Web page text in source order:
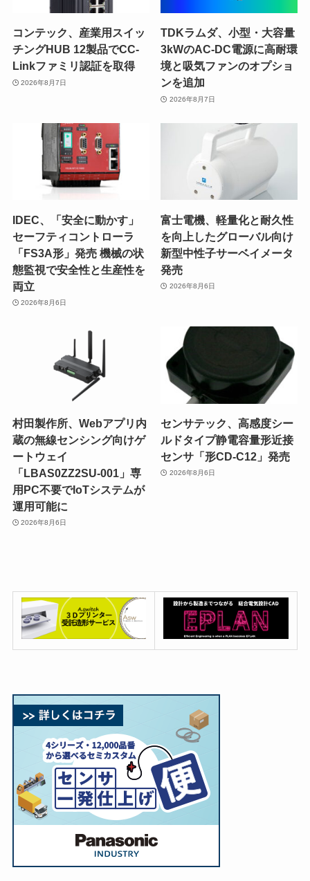
コンテック、産業用スイッ
チングHUB 12製品でCC-
Linkファミリ認証を取得
2026年8月7日
TDKラムダ、小型・大容量
3kWのAC-DC電源に高耐環
境と吸気ファンのオプショ
ンを追加
2026年8月7日
IDEC、「安全に動かす」
セーフティコントローラ
「FS3A形」発売 機械の状
態監視で安全性と生産性を
両立
2026年8月6日
富士電機、軽量化と耐久性
を向上したグローバル向け
新型中性子サーベイメータ
発売
2026年8月6日
村田製作所、Webアプリ内
蔵の無線センシング向けゲ
ートウェイ
「LBAS0ZZ2SU-001」専
用PC不要でIoTシステムが
運用可能に
2026年8月6日
センサテック、高感度シー
ルドタイプ静電容量形近接
センサ「形CD-C12」発売
2026年8月6日